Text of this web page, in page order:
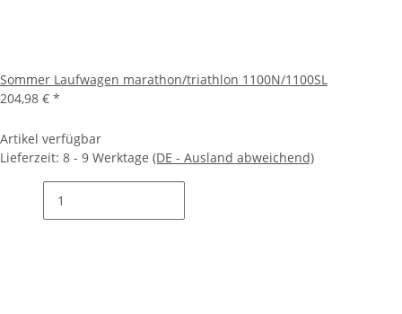
Sommer Laufwagen marathon/triathlon 1100N/1100SL
204,98 € *
Artikel verfügbar
Lieferzeit: 8 - 9 Werktage (DE - Ausland abweichend)